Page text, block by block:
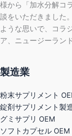
様から「加水分解コ
談をいただきました
ような思いで、コラ
ア、ニュージーラン
製造業
粉末サプリメント
錠剤サプリメント製
グミサプリ OEM
ソフトカプセル OEM